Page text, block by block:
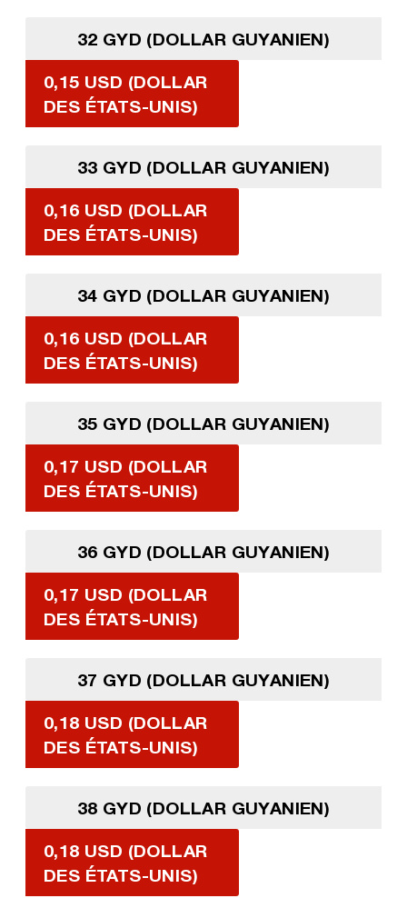
32 GYD (DOLLAR GUYANIEN)
0,15 USD (DOLLAR
DES ÉTATS-UNIS)
33 GYD (DOLLAR GUYANIEN)
0,16 USD (DOLLAR
DES ÉTATS-UNIS)
34 GYD (DOLLAR GUYANIEN)
0,16 USD (DOLLAR
DES ÉTATS-UNIS)
35 GYD (DOLLAR GUYANIEN)
0,17 USD (DOLLAR
DES ÉTATS-UNIS)
36 GYD (DOLLAR GUYANIEN)
0,17 USD (DOLLAR
DES ÉTATS-UNIS)
37 GYD (DOLLAR GUYANIEN)
0,18 USD (DOLLAR
DES ÉTATS-UNIS)
38 GYD (DOLLAR GUYANIEN)
0,18 USD (DOLLAR
DES ÉTATS-UNIS)